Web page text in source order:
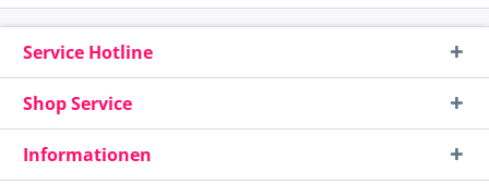
Service Hotline
Shop Service
Informationen